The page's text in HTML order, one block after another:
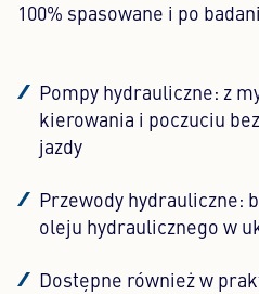
100% spasowane i po
Pompy hydrauliczne: z
kierowania i poczuciu
jazdy
Przewody hydrauliczne:
oleju hydraulicznego w
Dostępne również w